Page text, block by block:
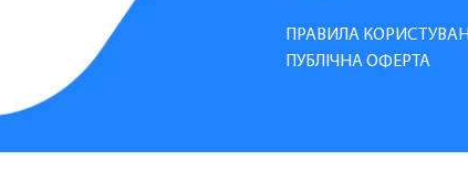
ПРАВИЛА
ПУБЛІЧНА ОФЕРТА